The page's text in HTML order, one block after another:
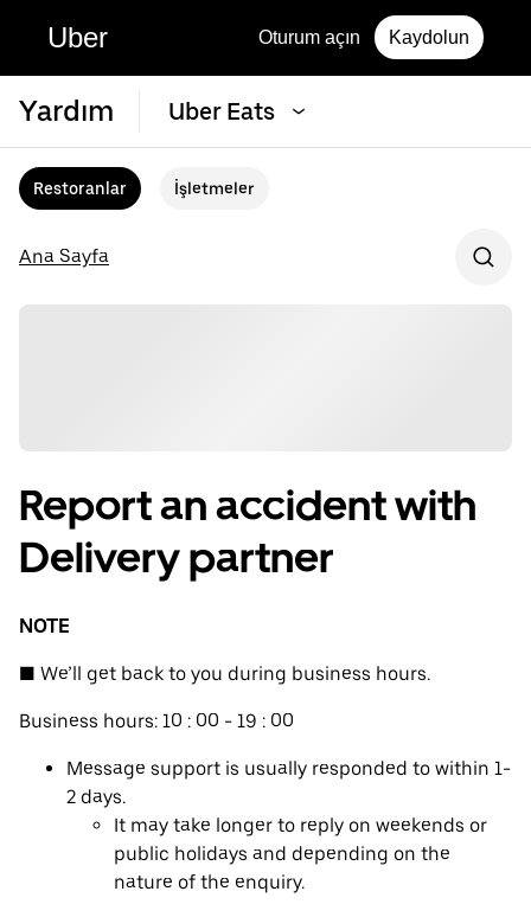
Uber Oturum açın Kaydolun
Yardım Uber Eats
Restoranlar İşletmeler
Ana Sayfa
Report an accident with
Delivery partner
NOTE
■ We’ll get back to you during business hours.
Business hours: 10 : 00 - 19 : 00
Message support is usually responded to within 1-
2 days.
It may take longer to reply on weekends or
public holidays and depending on the
nature of the enquiry.